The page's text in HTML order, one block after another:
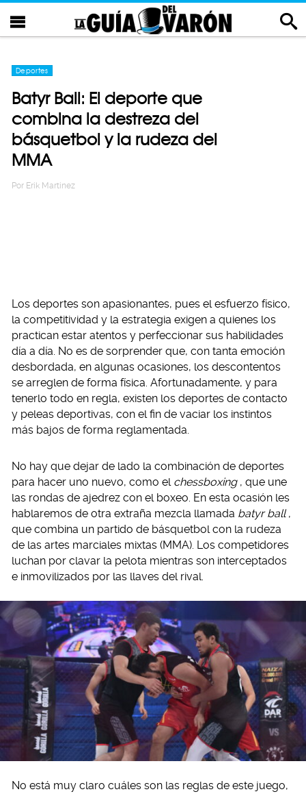
Deportes
Batyr Ball: El deporte que
combina la destreza del
básquetbol y la rudeza del
MMA
Por Erik Martinez
Los deportes son apasionantes, pues el esfuerzo físico,
la competitividad y la estrategia exigen a quienes los
practican estar atentos y perfeccionar sus habilidades
día a día. No es de sorprender que, con tanta emoción
desbordada, en algunas ocasiones, los descontentos
se arreglen de forma física. Afortunadamente, y para
tenerlo todo en regla, existen los deportes de contacto
y peleas deportivas, con el fin de vaciar los instintos
más bajos de forma reglamentada.
No hay que dejar de lado la combinación de deportes
para hacer uno nuevo, como el chessboxing , que une
las rondas de ajedrez con el boxeo. En esta ocasión les
hablaremos de otra extraña mezcla llamada batyr ball ,
que combina un partido de básquetbol con la rudeza
de las artes marciales mixtas (MMA). Los competidores
luchan por clavar la pelota mientras son interceptados
e inmovilizados por las llaves del rival.
No está muy claro cuáles son las reglas de este juego,